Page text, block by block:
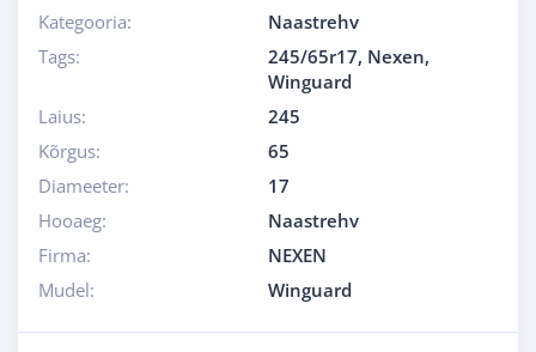
Kategooria:
Naastrehv
Tags:
245/65r17, Nexen,
Winguard
Laius:
245
Kõrgus:
65
Diameeter:
17
Hooaeg:
Naastrehv
Firma:
NEXEN
Mudel:
Winguard